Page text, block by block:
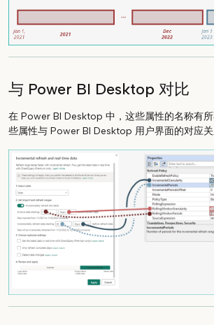
与 Power BI Desktop 对比
在 Power BI Desktop 中，这些属性的名称有
些属性与 Power BI Desktop 用户界面的对应关